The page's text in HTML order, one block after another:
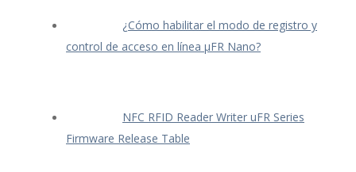
¿Cómo habilitar el modo de registro y
control de acceso en línea μFR Nano?
NFC RFID Reader Writer uFR Series
Firmware Release Table